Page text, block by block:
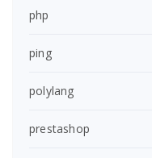
php
ping
polylang
prestashop